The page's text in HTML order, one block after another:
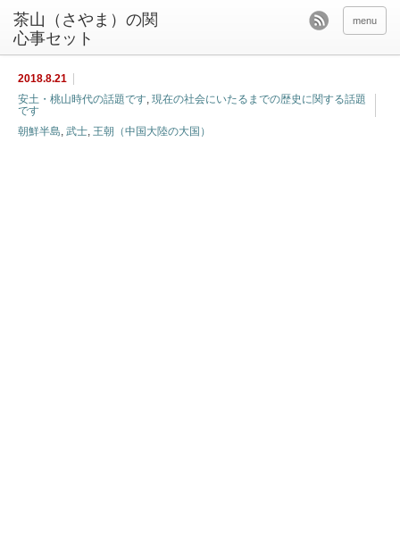
茶山（さやま）の関
心事セット
menu
2018.8.21
安土・桃山時代の話題です, 現在の社会にいたるまでの歴史に関する話題
です
朝鮮半島, 武士, 王朝（中国大陸の大国）